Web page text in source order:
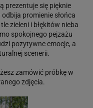
prezentuje się pięknie
promienie słońca
zieleni i błękitów nieba
spokojnego pejzażu
pozytywne emocje, a
scenerii.
zamówić próbkę w
zdjęcia.